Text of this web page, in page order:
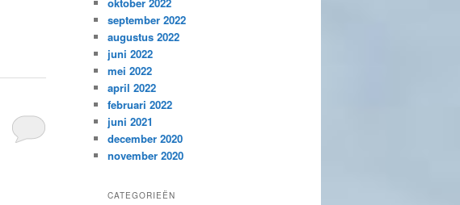
september 2022
augustus 2022
juni 2022
mei 2022
april 2022
februari 2022
juni 2021
december 2020
november 2020
CATEGORIEËN